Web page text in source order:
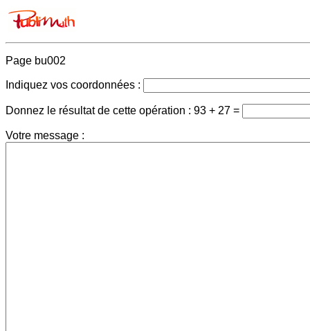
Page bu002
Indiquez vos coordonnées :
Donnez le résultat de cette opération : 93 + 27 =
Votre message :